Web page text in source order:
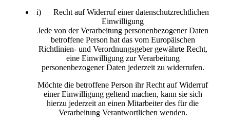
i) Recht auf Widerruf einer datenschutzrechtlichen
Einwilligung
Jede von der Verarbeitung personenbezogener Daten
betroffene Person hat das vom Europäischen
Richtlinien- und Verordnungsgeber gewährte Recht,
eine Einwilligung zur Verarbeitung
personenbezogener Daten jederzeit zu widerrufen.
Möchte die betroffene Person ihr Recht auf Widerruf
einer Einwilligung geltend machen, kann sie sich
hierzu jederzeit an einen Mitarbeiter des für die
Verarbeitung Verantwortlichen wenden.